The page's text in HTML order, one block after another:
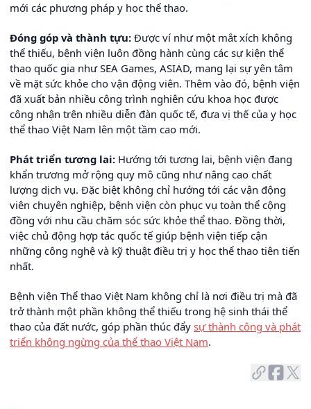
mới các phương pháp y học thể thao.
Đóng góp và thành tựu: Được ví như một mắt xích không
thể thiếu, bệnh viện luôn đồng hành cùng các sự kiện thể
thao quốc gia như SEA Games, ASIAD, mang lại sự yên tâm
về mặt sức khỏe cho vận động viên. Thêm vào đó, bệnh viện
đã xuất bản nhiều công trình nghiên cứu khoa học được
công nhận trên nhiều diễn đàn quốc tế, đưa vị thế của y học
thể thao Việt Nam lên một tầm cao mới.
Phát triển tương lai: Hướng tới tương lai, bệnh viện đang
khẩn trương mở rộng quy mô cũng như nâng cao chất
lượng dịch vụ. Đặc biệt không chỉ hướng tới các vận động
viên chuyên nghiệp, bệnh viện còn phục vụ toàn thể cộng
đồng với nhu cầu chăm sóc sức khỏe thể thao. Đồng thời,
việc chủ động hợp tác quốc tế giúp bệnh viện tiếp cận
những công nghệ và kỹ thuật điều trị y học thể thao tiên tiến
nhất.
Bệnh viện Thể thao Việt Nam không chỉ là nơi điều trị mà đã
trở thành một phần không thể thiếu trong hệ sinh thái thể
thao của đất nước, góp phần thúc đẩy sự thành công và phát
triển không ngừng của thể thao Việt Nam.